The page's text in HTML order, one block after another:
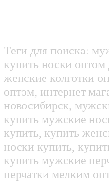
Теги для поиска:
купить носки оптом
женские колготки
оптом, интернет
новосибирск,
купить мужские
купить, купить
носки купить,
купить мужские
перчатки мелким